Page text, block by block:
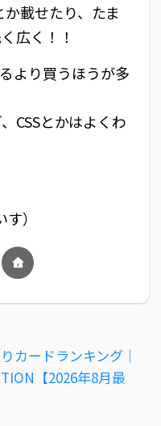
載せたり、たま
広く！！
より買うほうが多
CSSとかはよくわ
）
カードランキング｜
【2026年8月最